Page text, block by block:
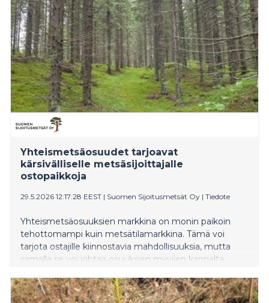
Yhteismetsäosuudet tarjoavat
kärsivälliselle metsäsijoittajalle
ostopaikkoja
29.5.2026 12:17:28 EEST | Suomen Sijoitusmetsät Oy | Tiedote
Yhteismetsäosuuksien markkina on monin paikoin
tehottomampi kuin metsätilamarkkina. Tämä voi
tarjota ostajille kiinnostavia mahdollisuuksia, mutta
samalla se voi johtaa osuuksien myyjien kannalta
erityisesti vaatimattomat ylijäämät sekä puutteelliset
metsävaratiedot myyntiesitteissä. Osuuden arvoa on